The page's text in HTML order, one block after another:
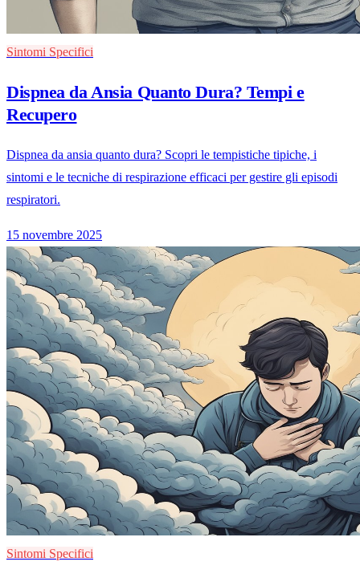
Sintomi Specifici
Dispnea da Ansia Quanto Dura? Tempi e
Recupero
Dispnea da ansia quanto dura? Scopri le tempistiche tipiche, i
sintomi e le tecniche di respirazione efficaci per gestire gli episodi
respiratori.
15 novembre 2025
Sintomi Specifici